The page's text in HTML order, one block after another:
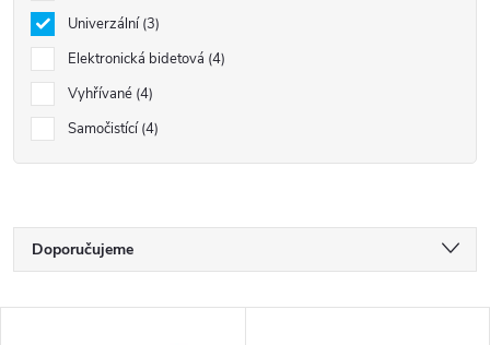
Univerzální 3
Elektronická bidetová 4
Vyhřívané 4
Samočistící 4
Ř
a
Doporučujeme